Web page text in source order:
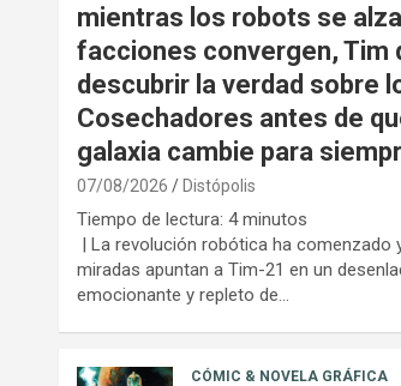
mientras los robots se
facciones convergen, Tim
descubrir la verdad sobre
Cosechadores antes de
galaxia cambie para
07/08/2026 Distópolis
Tiempo de lectura: 4 minutos
| La revolución robótica ha comenzado
miradas apuntan a Tim-21 en un
emocionante y repleto de…
CÓMIC & NOVELA GRÁFICA